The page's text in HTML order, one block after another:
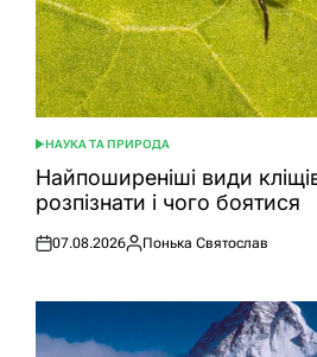
ОПУБЛІКУВАТИ
У
НАУКА ТА ПРИРОДА
Найпоширеніші види
розпізнати і чого боятися
Оприлюднено
07.08.2026
Опубліковано
Понька Святослав